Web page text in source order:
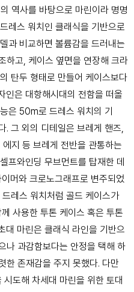
역사를 바탕으로 마린이라 명명
레스 워치인 클래식을 기반으로
과 비교하면 볼륨감을 드러내는
하고, 케이스 옆면을 연장해 크라
탄두 형태로 만들어 케이스보다
인은 대항해시대의 전함을 떠올
은 50m로 드레스 워치의 기
. 그 외의 디테일은 브레게 핸즈,
에지 등 브레게 전반을 관통하는
프와인딩 무브먼트를 탑재한 데
머와 크로노그래프로 변주되었
레스 워치처럼 골드 케이스가
사용한 투톤 케이스 혹은 투톤
대 마린은 클래식 라인을 기반으
나 과감함보다는 안정을 택해 하
한 존재감을 주지 못했다. 다만
도해 차세대 마린을 위한 토대